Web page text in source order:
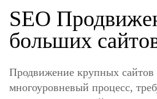
SEO
больших
Продвижение крупных
многоуровневый процесс,